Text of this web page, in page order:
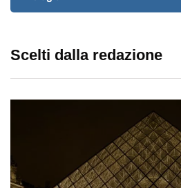
Scelti dalla redazione